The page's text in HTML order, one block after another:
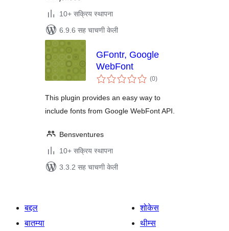
10+ सक्रिय स्थापना
6.9.6 सह चाचणी केली
GFontr, Google
WebFont
(0एकूण
मूल्यांकन
)
This plugin provides an easy way to
include fonts from Google WebFont API.
Bensventures
10+ सक्रिय स्थापना
3.3.2 सह चाचणी केली
बद्दल
बातम्या
शोकेस
थीम्स